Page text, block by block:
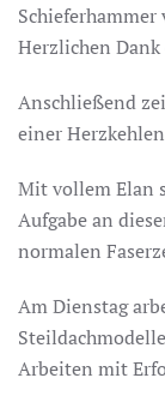
Schieferhammer
Herzlichen Dank
Anschließend
einer
Mit vollem Elan
Aufgabe an
normalen
Am Dienstag
Arbeiten mit